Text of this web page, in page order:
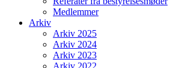
Medlemmer
Arkiv
Arkiv 2025
Arkiv 2024
Arkiv 2023
Arkiv 2022